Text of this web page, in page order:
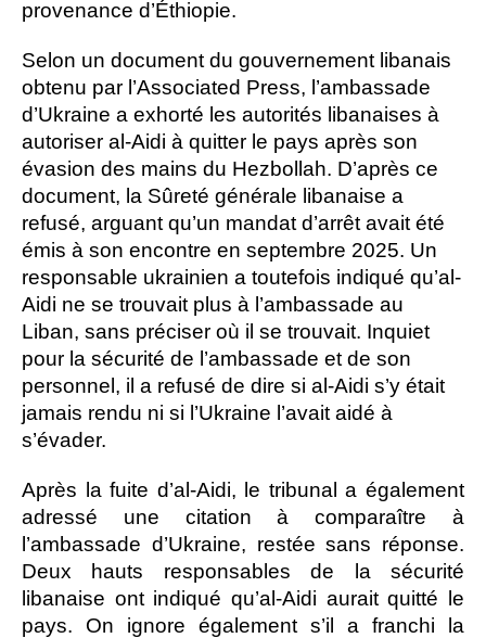
provenance d’Éthiopie.
Selon un document du gouvernement libanais
obtenu par l’Associated Press, l’ambassade
d’Ukraine a exhorté les autorités libanaises à
autoriser al-Aidi à quitter le pays après son
évasion des mains du Hezbollah. D’après ce
document, la Sûreté générale libanaise a
refusé, arguant qu’un mandat d’arrêt avait été
émis à son encontre en septembre 2025. Un
responsable ukrainien a toutefois indiqué qu’al-
Aidi ne se trouvait plus à l’ambassade au
Liban, sans préciser où il se trouvait. Inquiet
pour la sécurité de l’ambassade et de son
personnel, il a refusé de dire si al-Aidi s’y était
jamais rendu ni si l’Ukraine l’avait aidé à
s’évader.
Après la fuite d’al-Aidi, le tribunal a également
adressé une citation à comparaître à
l’ambassade d’Ukraine, restée sans réponse.
Deux hauts responsables de la sécurité
libanaise ont indiqué qu’al-Aidi aurait quitté le
pays. On ignore également s’il a franchi la